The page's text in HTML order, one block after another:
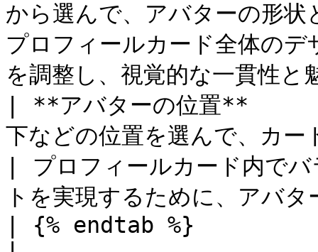
から選んで、アバターの形
プロフィールカード全体の
を調整し、視覚的な一貫性
| **アバターの位置**
下などの位置を選んで、カ
| プロフィールカード内で
トを実現するために、アバ
| {% endtab %}